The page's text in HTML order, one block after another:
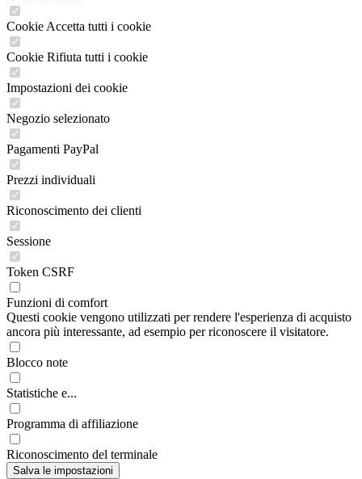
Cookie Accetta tutti i cookie
Cookie Rifiuta tutti i cookie
Impostazioni dei cookie
Negozio selezionato
Pagamenti PayPal
Prezzi individuali
Riconoscimento dei clienti
Sessione
Token CSRF
Funzioni di comfort
Questi cookie vengono utilizzati per rendere l'esperienza di acquisto
ancora più interessante, ad esempio per riconoscere il visitatore.
Blocco note
Statistiche e...
Programma di affiliazione
Riconoscimento del terminale